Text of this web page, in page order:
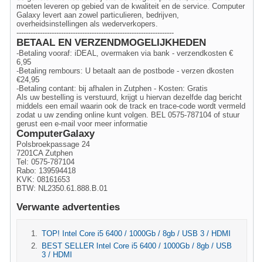
moeten leveren op gebied van de kwaliteit en de service. Computer
Galaxy levert aan zowel particulieren, bedrijven,
overheidsinstellingen als wederverkopers.
-------------------------------------------------------------------
BETAAL EN VERZENDMOGELIJKHEDEN
-Betaling vooraf: iDEAL, overmaken via bank - verzendkosten €
6,95
-Betaling rembours: U betaalt aan de postbode - verzen dkosten
€24,95
-Betaling contant: bij afhalen in Zutphen - Kosten: Gratis
Als uw bestelling is verstuurd, krijgt u hiervan dezelfde dag bericht
middels een email waarin ook de track en trace-code wordt vermeld
zodat u uw zending online kunt volgen. BEL 0575-787104 of stuur
gerust een e-mail voor meer informatie
ComputerGalaxy
Polsbroekpassage 24
7201CA Zutphen
Tel: 0575-787104
Rabo: 139594418
KVK: 08161653
BTW: NL2350.61.888.B.01
Verwante advertenties
TOP! Intel Core i5 6400 / 1000Gb / 8gb / USB 3 / HDMI
BEST SELLER Intel Core i5 6400 / 1000Gb / 8gb / USB
3 / HDMI